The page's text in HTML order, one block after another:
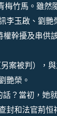
竹馬。雖然
李玉啟、劉
幹擾及串供
案被判），
艷榮。
？當初，她
封和法官荊